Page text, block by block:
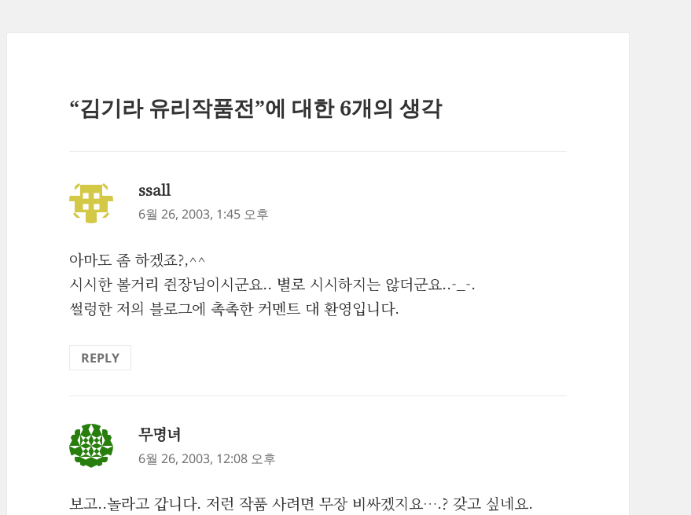
“김기라 유리작품전”에 대한 6개의 생각
ssall
글:
6월 26, 2003, 1:45 오후
아마도 좀 하겠죠?,^^
시시한 볼거리 쥔장님이시군요.. 별로 시시하지는 않더군요..-_-.
썰렁한 저의 블로그에 촉촉한 커멘트 대 환영입니다.
REPLY
무명녀
글:
6월 26, 2003, 12:08 오후
보고..놀라고 갑니다. 저런 작품 사려면 무장 비싸겠지요….? 갖고 싶네요.